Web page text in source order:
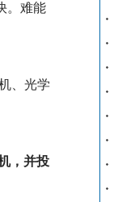
。难能
、光学
，并投